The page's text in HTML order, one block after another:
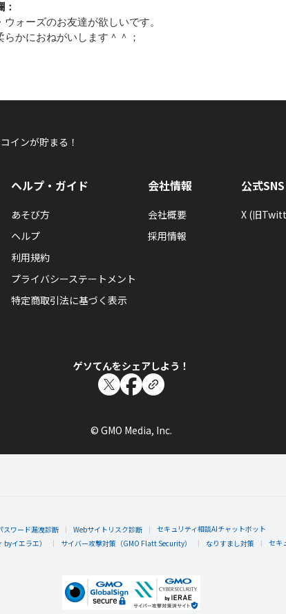
：
ウォーズのお友達が欲しいです。
らかにおねがいします＾＾；
インが貯まる！
ヘルプ・ガイド
あそび方
ヘルプ
利用規約
プライバシーステートメント
特定商取引法に基づく表示
会社情報
会社概要
採用情報
公式SNS
X (旧
ゲソてんをシェアしよう！
© GMO Media, Inc.
スワード漏洩診断 Webサイトリスク診断
セキュリティ相談AIチャットボット
イエラエ） サイバー攻撃対策（GMO Flatt Security） なりすまし対策 セキ